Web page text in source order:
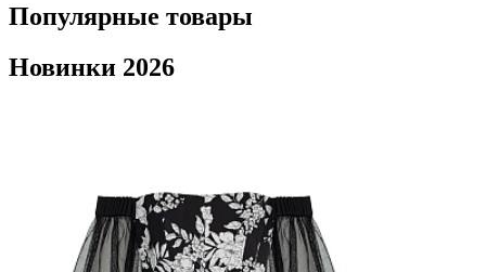
Популярные товары
Новинки 2026